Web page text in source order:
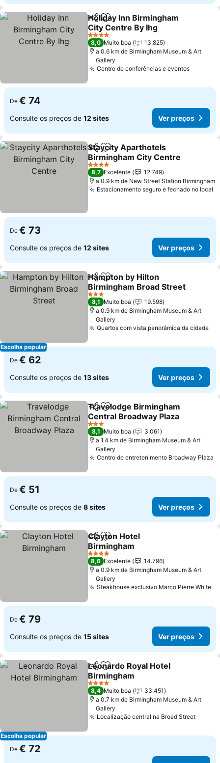
PartilharAdicionar aos favoritos
Holiday Inn Birmingham
City Centre By Ihg
4 Estrelas
8,0 Muito boa
13.825
a 0.6 km de Birmingham Museum & Art
Gallery
Centro de conferências e eventos
De € 74
Consulte os preços de 12 sites Ver preços
PartilharAdicionar aos favoritos
Staycity Aparthotels
Birmingham City Centre
4 Estrelas
8,7 Excelente
12.749
a 0.9 km de New Street Station Birmingham
Estacionamento seguro e fechado no local
De € 73
Consulte os preços de 12 sites Ver preços
Escolha popular
PartilharAdicionar aos favoritos
Hampton by Hilton
Birmingham Broad Street
3 Estrelas
8,1 Muito boa
19.598
a 0.9 km de Birmingham Museum & Art
Gallery
Quartos com vista panorâmica da cidade
De € 62
Consulte os preços de 13 sites Ver preços
PartilharAdicionar aos favoritos
Travelodge Birmingham
Central Broadway Plaza
3 Estrelas
8,1 Muito boa
3.061
a 1.4 km de Birmingham Museum & Art
Gallery
Centro de entretenimento Broadway Plaza
De € 51
Consulte os preços de 8 sites Ver preços
PartilharAdicionar aos favoritos
Clayton Hotel
Birmingham
4 Estrelas
8,6 Excelente
14.796
a 0.9 km de Birmingham Museum & Art
Gallery
Steakhouse exclusivo Marco Pierre White
De € 79
Consulte os preços de 15 sites Ver preços
Escolha popular
PartilharAdicionar aos favoritos
Leonardo Royal Hotel
Birmingham
4 Estrelas
8,4 Muito boa
33.451
a 0.7 km de Birmingham Museum & Art
Gallery
Localização central na Broad Street
De € 72